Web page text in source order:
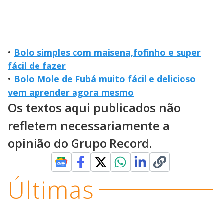
• Bolo simples com maisena,fofinho e super
fácil de fazer
• Bolo Mole de Fubá muito fácil e delicioso
vem aprender agora mesmo
Os textos aqui publicados não
refletem necessariamente a
opinião do Grupo Record.
Últimas